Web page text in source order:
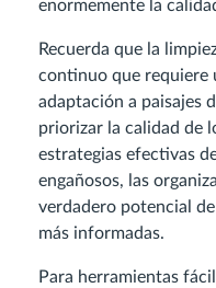
enormemente la
Recuerda que la
continuo que requiere
adaptación a paisajes
priorizar la calidad de
estrategias efectivas
engañosos, las
verdadero potencial
más informadas.
Para herramientas